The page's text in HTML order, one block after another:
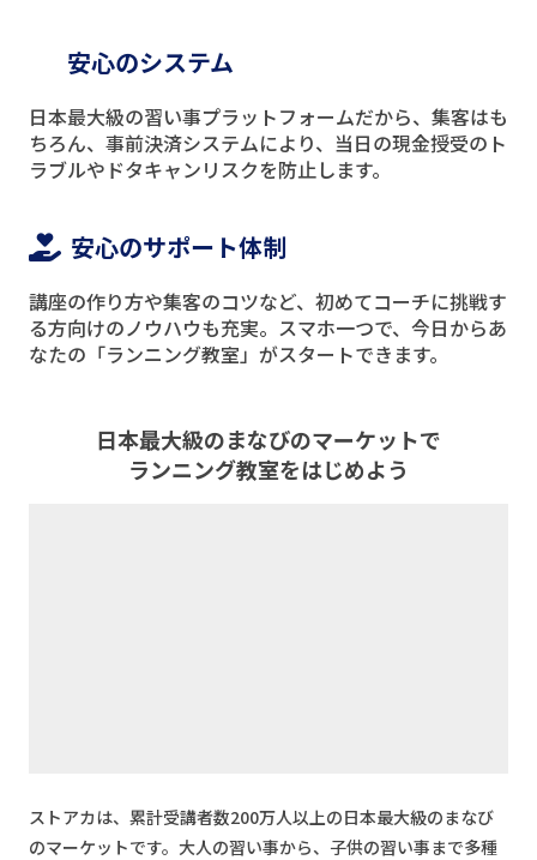
安心のシステム
日本最大級の習い事プラットフォームだから、集客はも
ちろん、事前決済システムにより、当日の現金授受のト
ラブルやドタキャンリスクを防止します。
安心のサポート体制
講座の作り方や集客のコツなど、初めてコーチに挑戦す
る方向けのノウハウも充実。スマホ一つで、今日からあ
なたの「ランニング教室」がスタートできます。
日本最大級のまなびのマーケットで
ランニング教室をはじめよう
ストアカは、累計受講者数200万人以上の日本最大級のまなび
のマーケットです。大人の習い事から、子供の習い事まで多種